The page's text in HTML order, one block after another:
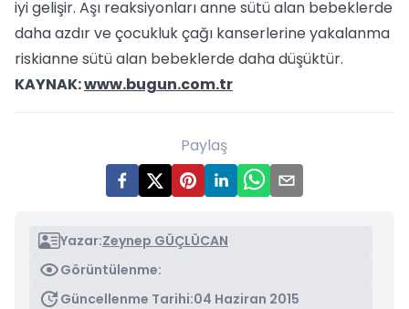
iyi gelişir. Aşı reaksiyonları anne sütü alan bebeklerde
daha azdır ve çocukluk çağı kanserlerine yakalanma
riskianne sütü alan bebeklerde daha düşüktür.
KAYNAK:www.bugun.com.tr
Paylaş
Yazar:Zeynep GÜÇLÜCAN
Görüntülenme:
Güncellenme Tarihi:04 Haziran 2015